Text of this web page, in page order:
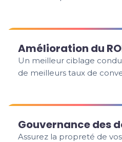
Amélioration du
Un meilleur ciblage
de meilleurs taux de
Gouvernance des
Assurez la propreté de